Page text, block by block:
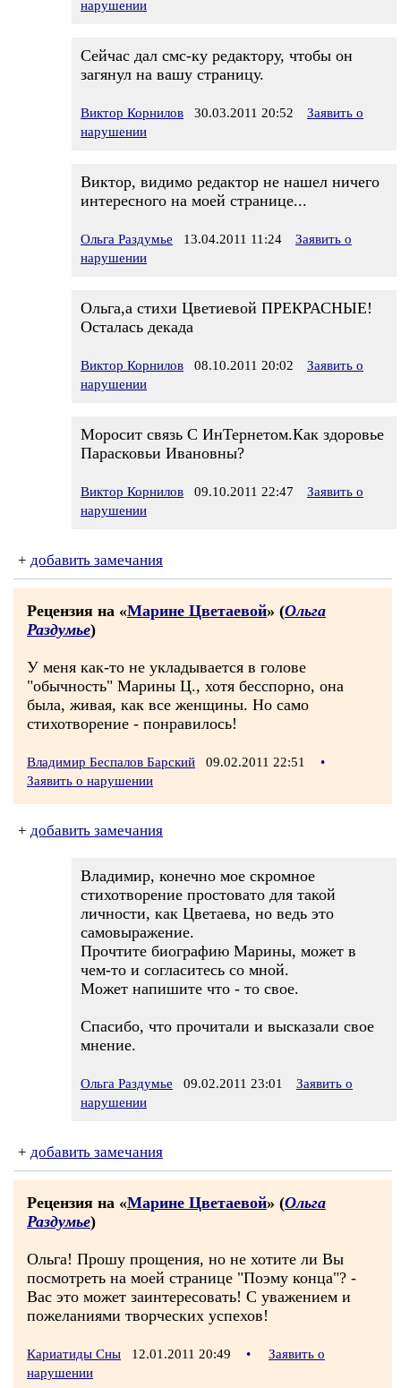
нарушении
Сейчас дал смс-ку редактору, чтобы он
загянул на вашу страницу.
Виктор Корнилов 30.03.2011 20:52
Заявить о
нарушении
Виктор, видимо редактор не нашел ничего
интересного на моей странице...
Ольга Раздумье 13.04.2011 11:24
Заявить о
нарушении
Ольга,а стихи Цветиевой ПРЕКРАСНЫЕ!
Осталась декада
Виктор Корнилов 08.10.2011 20:02
Заявить о
нарушении
Моросит связь С ИнТернетом.Как здоровье
Парасковьи Ивановны?
Виктор Корнилов 09.10.2011 22:47
Заявить о
нарушении
+ добавить замечания
Рецензия на «Марине Цветаевой» (Ольга
Раздумье)
У меня как-то не укладывается в голове
"обычность" Марины Ц., хотя бесспорно, она
была, живая, как все женщины. Но само
стихотворение - понравилось!
Владимир Беспалов Барский 09.02.2011 22:51
•
Заявить о нарушении
+ добавить замечания
Владимир, конечно мое скромное
стихотворение простовато для такой
личности, как Цветаева, но ведь это
самовыражение.
Прочтите биографию Марины, может в
чем-то и согласитесь со мной.
Может напишите что - то свое.
Спасибо, что прочитали и высказали свое
мнение.
Ольга Раздумье 09.02.2011 23:01
Заявить о
нарушении
+ добавить замечания
Рецензия на «Марине Цветаевой» (Ольга
Раздумье)
Ольга! Прошу прощения, но не хотите ли Вы
посмотреть на моей странице "Поэму конца"? -
Вас это может заинтересовать! С уважением и
пожеланиями творческих успехов!
Кариатиды Сны 12.01.2011 20:49 •
Заявить о
нарушении